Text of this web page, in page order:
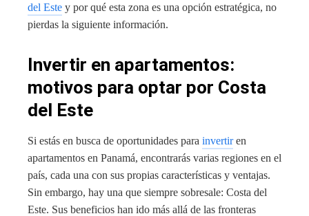
del Este y por qué esta zona es una opción estratégica, no
pierdas la siguiente información.
Invertir en apartamentos:
motivos para optar por Costa
del Este
Si estás en busca de oportunidades para invertiren
apartamentos en Panamá, encontrarás varias regiones en el
país, cada una con sus propias características y ventajas.
Sin embargo, hay una que siempre sobresale: Costa del
Este. Sus beneficios han ido más allá de las fronteras